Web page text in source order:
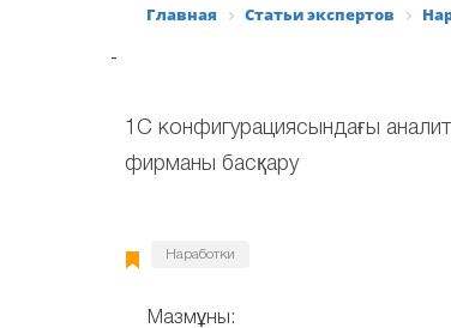
Главная Статьи экспертов
-
1С конфигурациясындағы
фирманы басқару
Наработки
Мазмұны: